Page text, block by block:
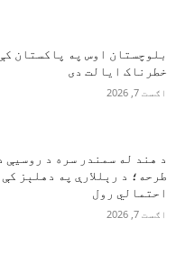
بلوچستان اوس په پاکستان
خطرناک ایالت دی
اګست 7, 2026
د هند له سمندر سره د روسیې
طرحه؛ د رېللارې په دهلېز
احتمالي رول
اګست 7, 2026